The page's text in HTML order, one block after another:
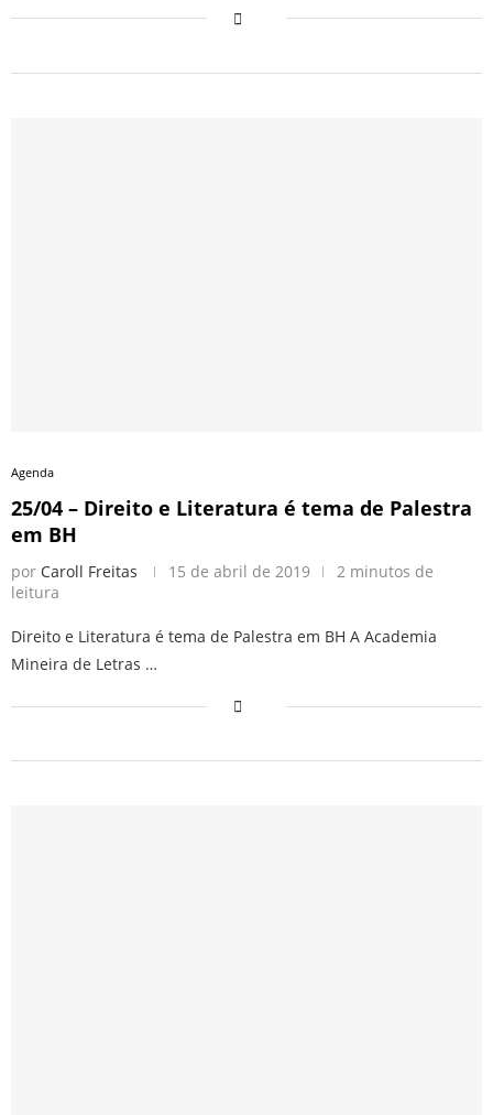
Agenda
25/04 – Direito e Literatura é tema de Palestra
em BH
por Caroll Freitas 15 de abril de 2019
2 minutos de
leitura
Direito e Literatura é tema de Palestra em BH A Academia
Mineira de Letras …